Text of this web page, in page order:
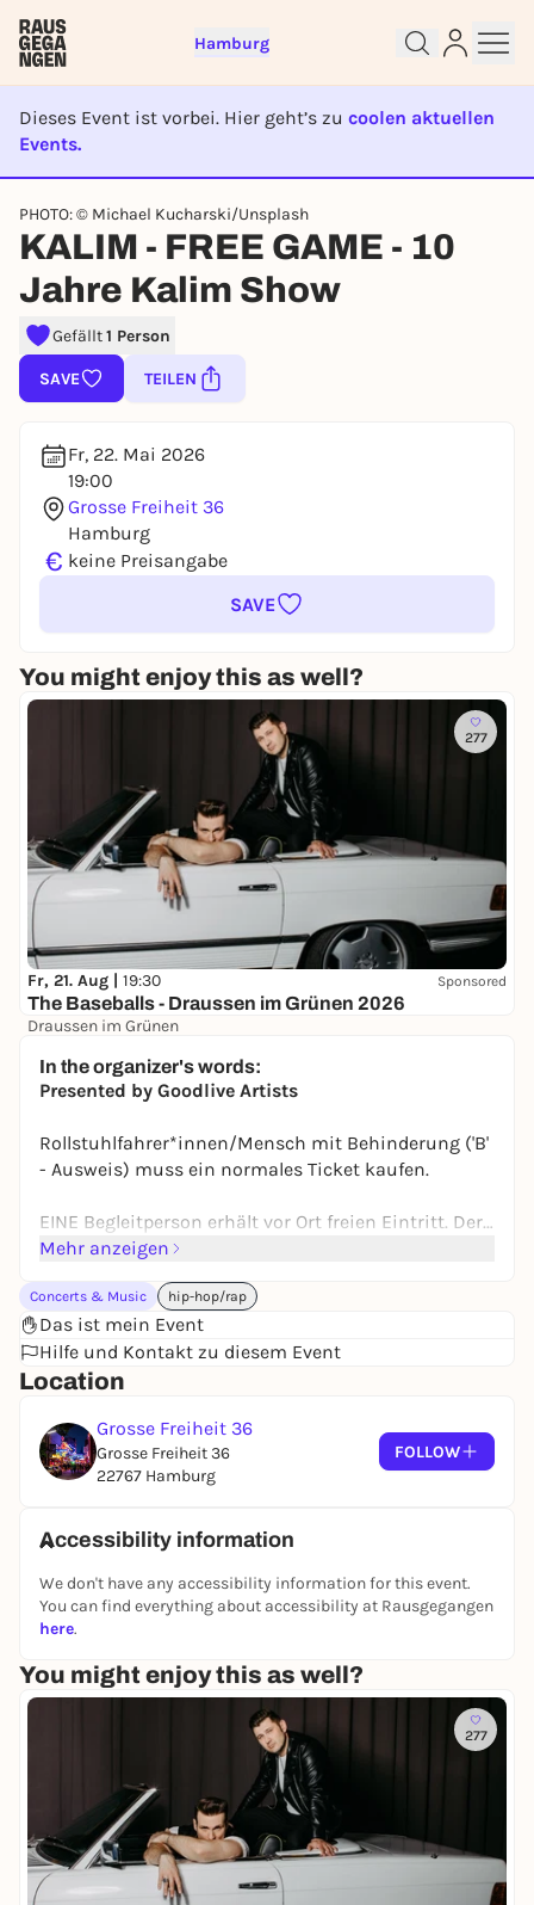
Hamburg
Dieses Event ist vorbei. Hier geht’s zu coolen aktuellen
Events.
EVENT IST BEENDET
PHOTO: © Michael Kucharski/Unsplash
KALIM - FREE GAME - 10
Jahre Kalim Show
Gefällt1 Person
SAVE TEILEN
Fr, 22. Mai 2026
19:00
Grosse Freiheit 36
Hamburg
€ keine Preisangabe
SAVE
You might enjoy this as well?
277
Fr, 21. Aug | 19:30 Sponsored
The Baseballs - Draussen im Grünen 2026
Draussen im Grünen
In the organizer's words:
Presented by Goodlive Artists
Rollstuhlfahrer*innen/Mensch mit Behinderung ('B'
- Ausweis) muss ein normales Ticket kaufen.
EINE Begleitperson erhält vor Ort freien Eintritt. Der
Ausweis muss am Einlass vorgelegt werden und
Mehr anzeigen
Concerts & Music hip-hop/rap
Das ist mein Event
Hilfe und Kontakt zu diesem Event
Location
Grosse Freiheit 36
Grosse Freiheit 36
22767 Hamburg
FOLLOW
Accessibility information
We don't have any accessibility information for this event.
You can find everything about accessibility at Rausgegangen
here.
You might enjoy this as well?
277
Sign up for free and get started
right away
lotteries, you need a free Rausgegangen account.
REGISTER FOR FREE NOW
You already have an account?